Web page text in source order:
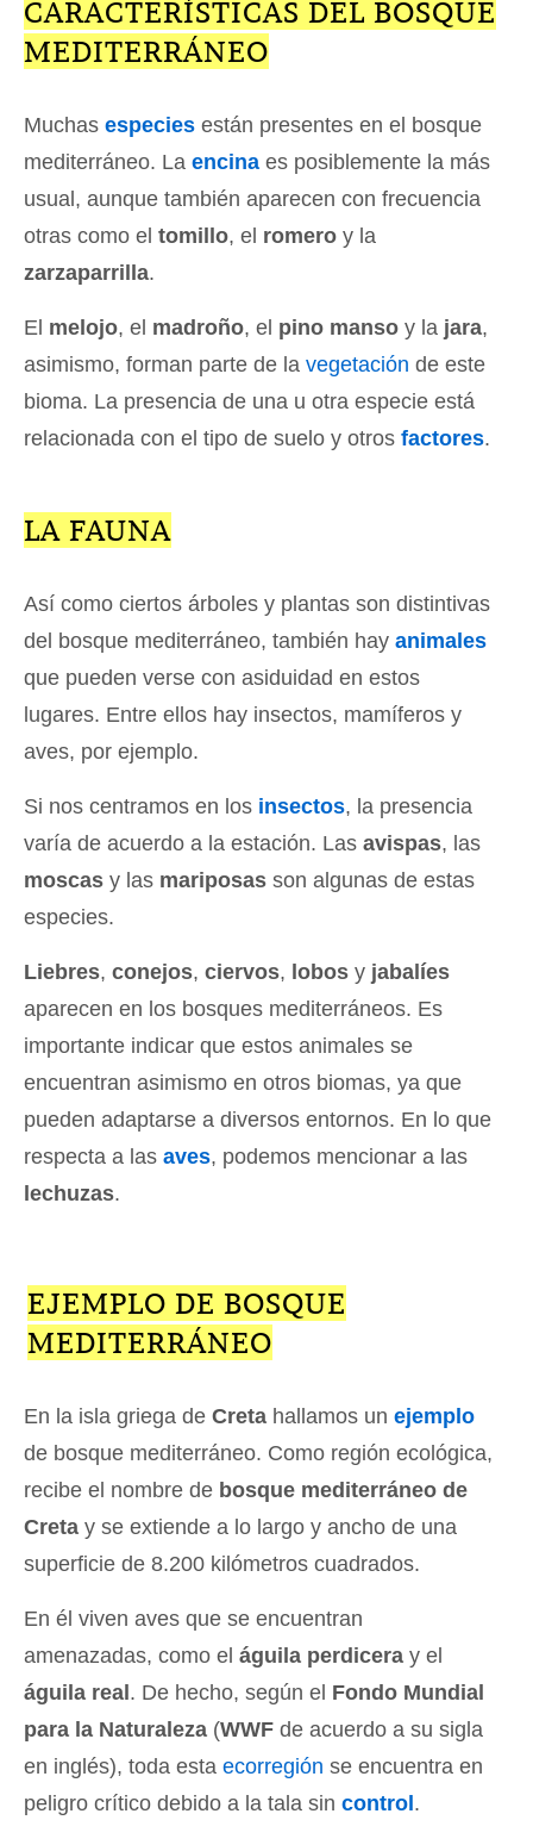
CARACTERÍSTICAS DEL BOSQUE
MEDITERRÁNEO
Muchas especies están presentes en el bosque
mediterráneo. La encina es posiblemente la más
usual, aunque también aparecen con frecuencia
otras como el tomillo, el romero y la
zarzaparrilla.
El melojo, el madroño, el pino manso y la jara,
asimismo, forman parte de la vegetación de este
bioma. La presencia de una u otra especie está
relacionada con el tipo de suelo y otros factores.
LA FAUNA
Así como ciertos árboles y plantas son distintivas
del bosque mediterráneo, también hay animales
que pueden verse con asiduidad en estos
lugares. Entre ellos hay insectos, mamíferos y
aves, por ejemplo.
Si nos centramos en los insectos, la presencia
varía de acuerdo a la estación. Las avispas, las
moscas y las mariposas son algunas de estas
especies.
Liebres, conejos, ciervos, lobos y jabalíes
aparecen en los bosques mediterráneos. Es
importante indicar que estos animales se
encuentran asimismo en otros biomas, ya que
pueden adaptarse a diversos entornos. En lo que
respecta a las aves, podemos mencionar a las
lechuzas.
EJEMPLO DE BOSQUE
MEDITERRÁNEO
En la isla griega de Creta hallamos un ejemplo
de bosque mediterráneo. Como región ecológica,
recibe el nombre de bosque mediterráneo de
Creta y se extiende a lo largo y ancho de una
superficie de 8.200 kilómetros cuadrados.
En él viven aves que se encuentran
amenazadas, como el águila perdicera y el
águila real . De hecho, según el Fondo Mundial
para la Naturaleza (WWF de acuerdo a su sigla
en inglés), toda esta ecorregión se encuentra en
peligro crítico debido a la tala sin control .